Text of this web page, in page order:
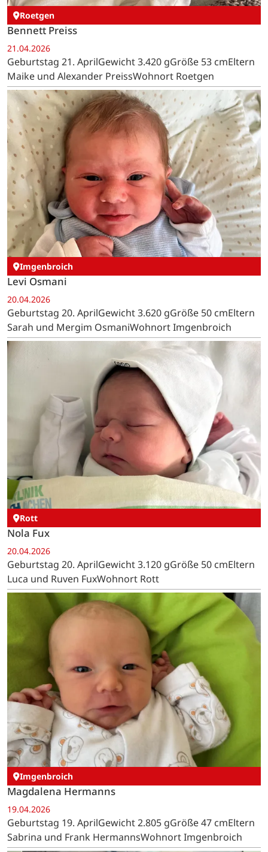
Roetgen
Bennett Preiss
21.04.2026
Geburtstag 21. AprilGewicht 3.420 gGröße 53 cmEltern
Maike und Alexander PreissWohnort Roetgen
Imgenbroich
Levi Osmani
20.04.2026
Geburtstag 20. AprilGewicht 3.620 gGröße 50 cmEltern
Sarah und Mergim OsmaniWohnort Imgenbroich
Rott
Nola Fux
20.04.2026
Geburtstag 20. AprilGewicht 3.120 gGröße 50 cmEltern
Luca und Ruven FuxWohnort Rott
Imgenbroich
Magdalena Hermanns
19.04.2026
Geburtstag 19. AprilGewicht 2.805 gGröße 47 cmEltern
Sabrina und Frank HermannsWohnort Imgenbroich